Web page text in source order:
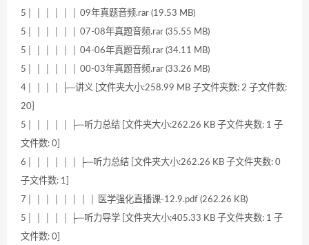
5│ │ │ │ │ │ 09年真题音频.rar (19.53 MB)
5│ │ │ │ │ │ 07-08年真题音频.rar (35.55 MB)
5│ │ │ │ │ │ 04-06年真题音频.rar (34.11 MB)
5│ │ │ │ │ │ 00-03年真题音频.rar (33.26 MB)
4│ │ │ │ ├─讲义 [文件夹大小:258.99 MB 子文件夹数: 2 子文件数:
20]
5│ │ │ │ │ ├─听力总结 [文件夹大小:262.26 KB 子文件夹数: 1 子
文件数: 0]
6│ │ │ │ │ │ ├─听力总结 [文件夹大小:262.26 KB 子文件夹数: 0
子文件数: 1]
7│ │ │ │ │ │ │ │ 医学强化直播课-12.9.pdf (262.26 KB)
5│ │ │ │ │ ├─听力导学 [文件夹大小:405.33 KB 子文件夹数: 1 子
文件数: 0]